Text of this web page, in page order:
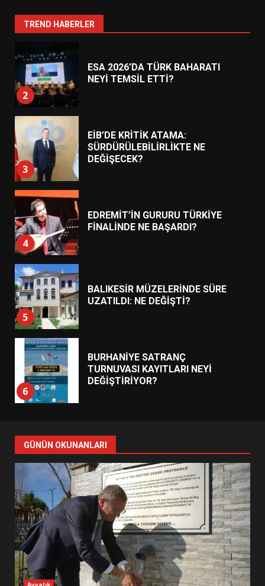
TREND HABERLER
2
3
EİB’DE KRİTİK ATAMA:
SÜRDÜRÜLEBİLİRLİKTE NE
DEĞİŞECEK?
4
EDREMİT’İN GURURU TÜRKİYE
FİNALİNDE NE BAŞARDI?
5
BALIKESİR MÜZELERİNDE SÜRE
UZATILDI: NE DEĞİŞTİ?
6
BURHANİYE SATRANÇ
TURNUVASI KAYITLARI NEYİ
DEĞİŞTİRİYOR?
7
BURHANİYE BELEDİYESPOR’DA
YENİ YÖNETİM NASIL
ŞEKİLLENDİ?
1
HAREKETE GEÇİYOR: GÖZLER
BULUŞMADA
2
ESA 2026’DA TÜRK BAHARATI
NEYİ TEMSİL ETTİ?
EİB’DE KRİTİK ATAMA:
GÜNÜN OKUNANLARI